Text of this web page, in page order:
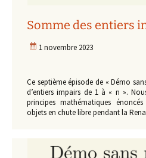
Somme des entiers
1 novembre 2023
Ce septième épisode de « Démo
d’entiers impairs de 1 à « n ».
principes mathématiques
objets en chute libre pendant la